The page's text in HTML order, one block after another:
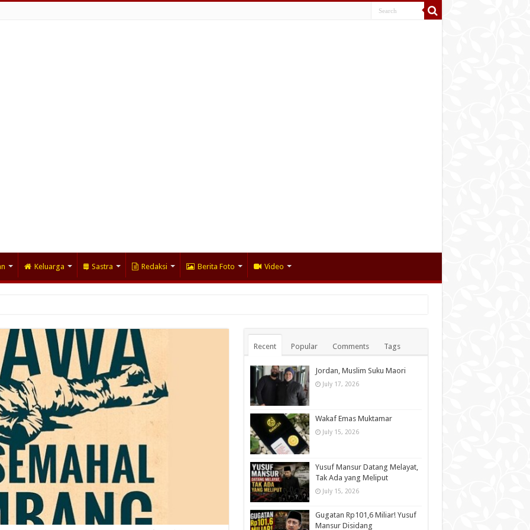
Keluarga Sastra Redaksi Berita Foto Video
Recent Popular Comments Tags
Jordan, Muslim Suku Maori
July 17, 2026
Wakaf Emas Muktamar
July 15, 2026
Yusuf Mansur Datang Melayat,
Tak Ada yang Meliput
July 15, 2026
Gugatan Rp101,6 Miliar! Yusuf
Mansur Disidang